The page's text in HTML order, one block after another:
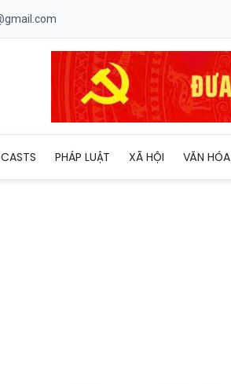
PHÁP LUẬT XÃ HỘI VĂN HÓA